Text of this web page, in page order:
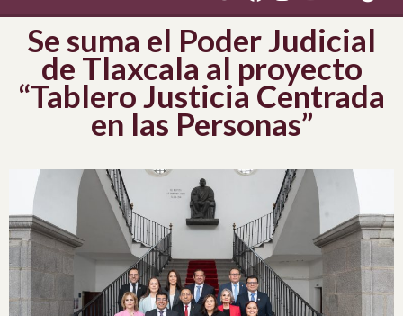
Se suma el Poder Judicial
de Tlaxcala al proyecto
“Tablero Justicia Centrada
en las Personas”